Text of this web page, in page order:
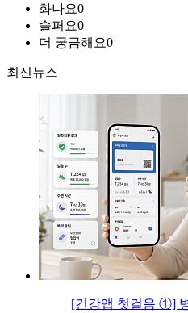
화나요0
슬퍼요0
더 궁금해요0
최신뉴스
[건강앱 첫걸음 ①]